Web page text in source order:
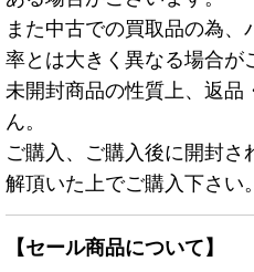
また中古での買取品の為、
率とは大きく異なる場合が
未開封商品の性質上、返品
ん。
ご購入、ご購入後に開封
解頂いた上でご購入下さい。
【セール商品について】